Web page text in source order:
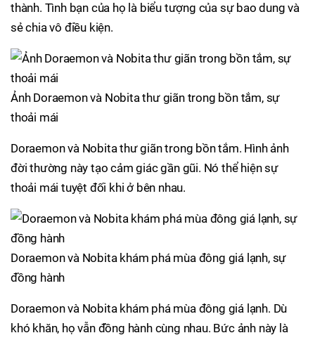
thành. Tình bạn của họ là biểu tượng của sự bao dung và
sẻ chia vô điều kiện.
Ảnh Doraemon và Nobita thư giãn trong bồn tắm, sự
thoải mái
Doraemon và Nobita thư giãn trong bồn tắm. Hình ảnh
đời thường này tạo cảm giác gần gũi. Nó thể hiện sự
thoải mái tuyệt đối khi ở bên nhau.
Doraemon và Nobita khám phá mùa đông giá lạnh, sự
đồng hành
Doraemon và Nobita khám phá mùa đông giá lạnh. Dù
khó khăn, họ vẫn đồng hành cùng nhau. Bức ảnh này là